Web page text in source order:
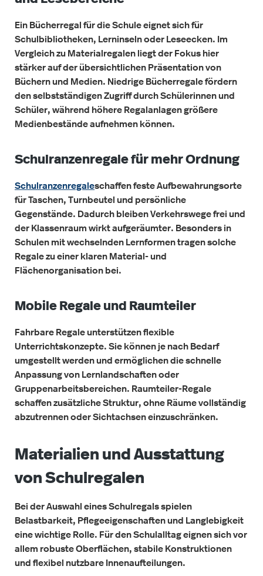
Ein Bücherregal für die Schule eignet sich für
Schulbibliotheken, Lerninseln oder Leseecken. Im
Vergleich zu Materialregalen liegt der Fokus hier
stärker auf der übersichtlichen Präsentation von
Büchern und Medien. Niedrige Bücherregale fördern
den selbstständigen Zugriff durch Schülerinnen und
Schüler, während höhere Regalanlagen größere
Medienbestände aufnehmen können.
Schulranzenregale für mehr Ordnung
Schulranzenregaleschaffen feste Aufbewahrungsorte
für Taschen, Turnbeutel und persönliche
Gegenstände. Dadurch bleiben Verkehrswege frei und
der Klassenraum wirkt aufgeräumter. Besonders in
Schulen mit wechselnden Lernformen tragen solche
Regale zu einer klaren Material- und
Flächenorganisation bei.
Mobile Regale und Raumteiler
Fahrbare Regale unterstützen flexible
Unterrichtskonzepte. Sie können je nach Bedarf
umgestellt werden und ermöglichen die schnelle
Anpassung von Lernlandschaften oder
Gruppenarbeitsbereichen. Raumteiler-Regale
schaffen zusätzliche Struktur, ohne Räume vollständig
abzutrennen oder Sichtachsen einzuschränken.
Materialien und Ausstattung
von Schulregalen
Bei der Auswahl eines Schulregals spielen
Belastbarkeit, Pflegeeigenschaften und Langlebigkeit
eine wichtige Rolle. Für den Schulalltag eignen sich vor
allem robuste Oberflächen, stabile Konstruktionen
und flexibel nutzbare Innenaufteilungen.